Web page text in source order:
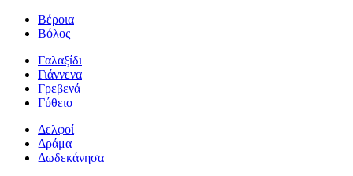
Βέροια
Βόλος
Γαλαξίδι
Γιάννενα
Γρεβενά
Γύθειο
Δελφοί
Δράμα
Δωδεκάνησα